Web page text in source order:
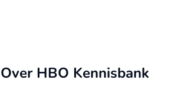
Over HBO Kennisbank